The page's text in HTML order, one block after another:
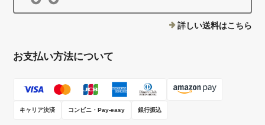
詳しい送料はこちら
お支払い方法について
キャリア決済 コンビニ・Pay-easy 銀行振込